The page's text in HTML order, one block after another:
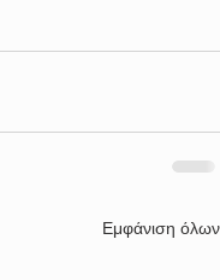
Εμφάνιση όλων